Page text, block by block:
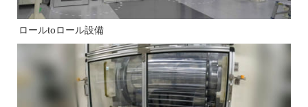
ロールtoロール設備